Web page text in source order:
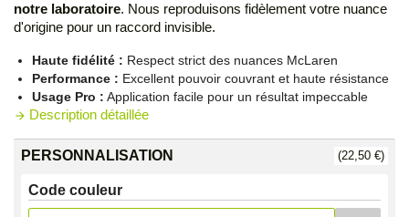
notre laboratoire. Nous reproduisons fidèlement votre nuance
d'origine pour un raccord invisible.
Haute fidélité : Respect strict des nuances McLaren
Performance : Excellent pouvoir couvrant et haute résistance
Usage Pro : Application facile pour un résultat impeccable
arrow_forward Description détaillée
PERSONNALISATION (22,50 €)
Code couleur